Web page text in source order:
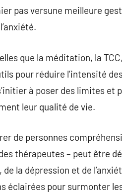
pas versune meilleure
que la méditation, la
pour réduire l’intensité
à poser des limites
leur qualité de vie.
de personnes
thérapeutes – peut être
de la dépression et de
éclairées pour surmonter